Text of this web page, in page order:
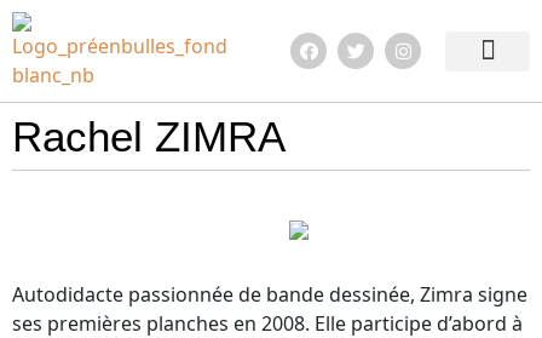
Rachel ZIMRA
Autodidacte passionnée de bande dessinée, Zimra signe
ses premières planches en 2008. Elle participe d’abord à